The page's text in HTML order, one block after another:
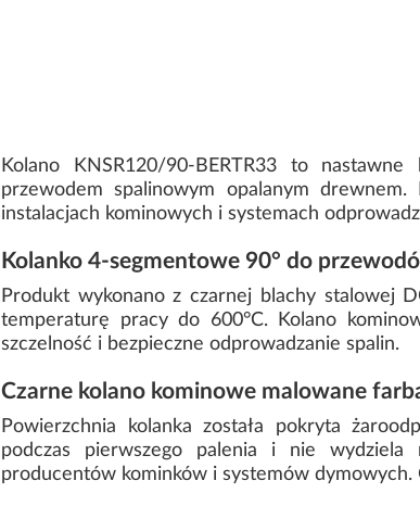
Kolano KNSR120/90-BERTR33 to
przewodem spalinowym opalanym
instalacjach kominowych i systemach
Kolanko 4-segmentowe 90° do
Produkt wykonano z czarnej blachy stalowej
temperaturę pracy do 600°C. Kolano
szczelność i bezpieczne odprowadzanie spalin.
Czarne kolano kominowe malowane
Powierzchnia kolanka została pokryta
podczas pierwszego palenia i nie wydziela
producentów kominków i systemów